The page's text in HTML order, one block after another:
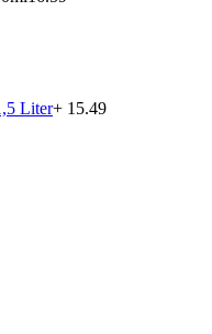
Liter+ 15.49